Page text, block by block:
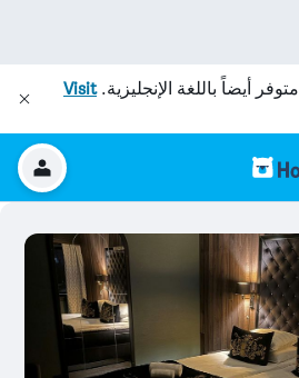
متوفر أيضاً باللغة الإنجليزية.Visit